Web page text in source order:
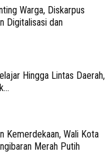
Warga, Diskarpus
Digitalisasi dan
Hingga Lintas Daerah,
Kemerdekaan, Wali Kota
Merah Putih